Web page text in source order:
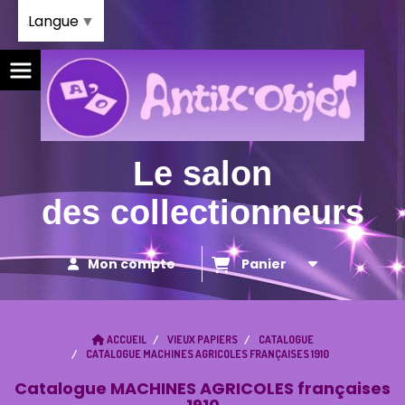
Le salon
des collectionneurs
Mon compte Panier
ACCUEIL VIEUX PAPIERS
CATALOGUE
CATALOGUE MACHINES AGRICOLES FRANÇAISES 1910
Catalogue MACHINES AGRICOLES françaises
Langue ▼